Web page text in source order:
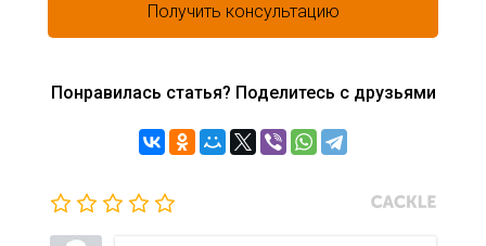
Получить консультацию
Понравилась статья? Поделитесь с друзьями